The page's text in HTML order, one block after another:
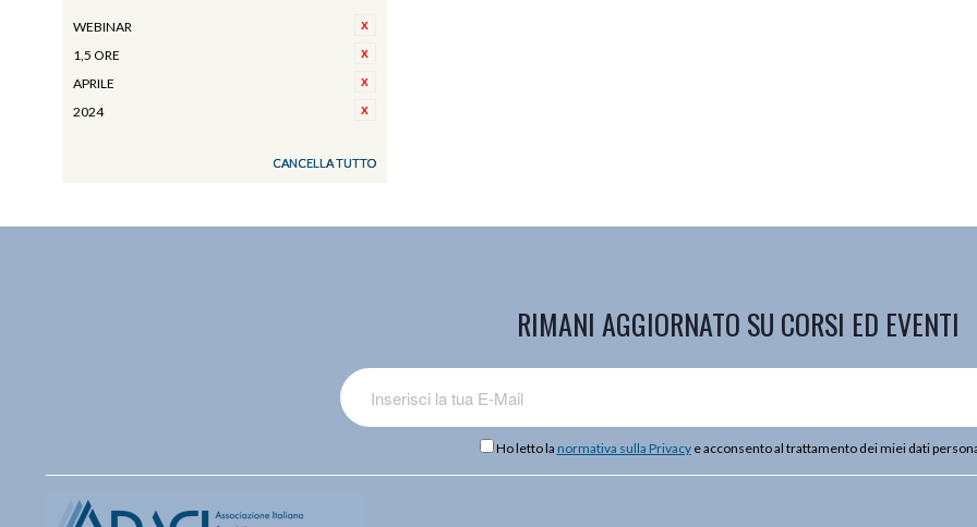
WEBINAR
1,5 ORE
APRILE
2024
CANCELLA TUTTO
RIMANI AGGIORNATO SU CORSI ED EVENTI
Ho letto la normativa sulla Privacye acconsento al trattamento dei miei dati